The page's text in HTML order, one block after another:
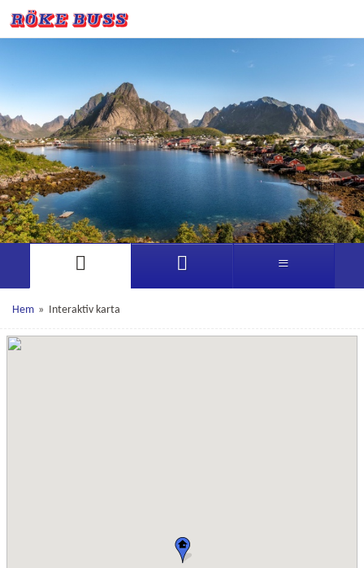
Hem » Interaktiv karta